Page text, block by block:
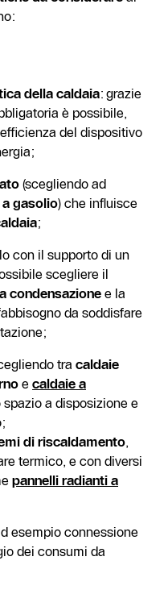
della caldaia: grazie
è possibile,
del dispositivo
(scegliendo ad
gasolio) che influisce
;
con il supporto di un
scegliere il
condensazione e la
da soddisfare
tra caldaie
e caldaie a
a disposizione e
di riscaldamento,
termico, e con diversi
pannelli radianti a
esempio connessione
dei consumi da